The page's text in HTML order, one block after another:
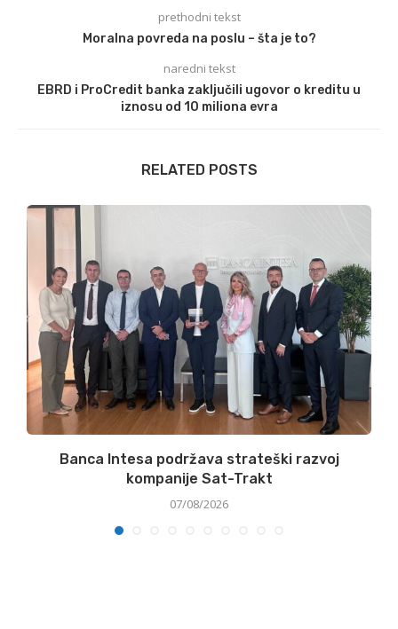
prethodni tekst
Moralna povreda na poslu – šta je to?
naredni tekst
EBRD i ProCredit banka zaključili ugovor o kreditu u
iznosu od 10 miliona evra
RELATED POSTS
Banca Intesa podržava strateški razvoj
kompanije Sat-Trakt
07/08/2026